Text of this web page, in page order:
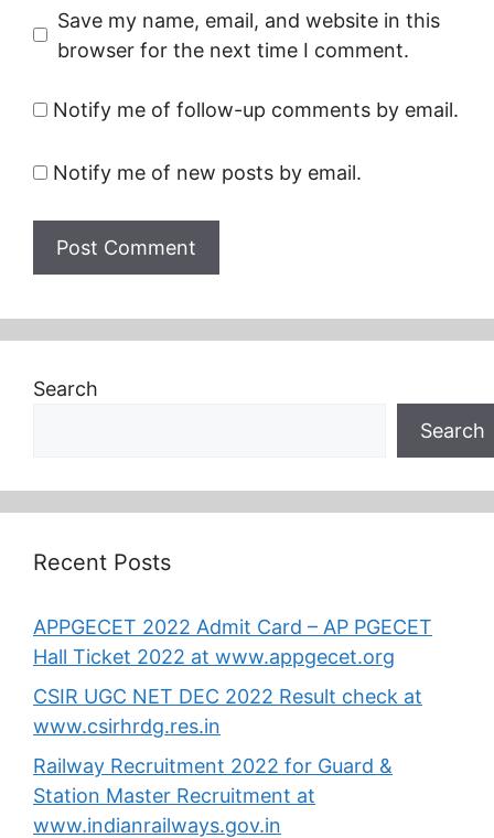
Save my name, email, and website in this
browser for the next time I comment.
Notify me of follow-up comments by email.
Notify me of new posts by email.
Search
Search
Recent Posts
APPGECET 2022 Admit Card – AP PGECET
Hall Ticket 2022 at www.appgecet.org
CSIR UGC NET DEC 2022 Result check at
www.csirhrdg.res.in
Railway Recruitment 2022 for Guard &
Station Master Recruitment at
www.indianrailways.gov.in